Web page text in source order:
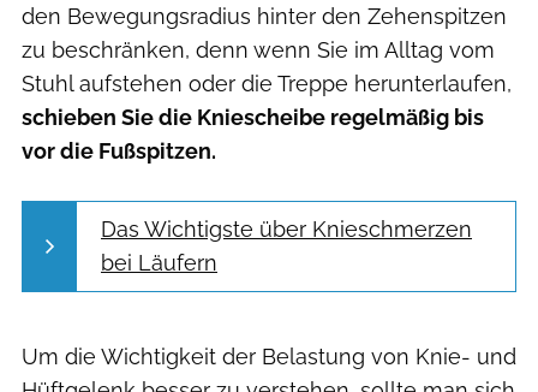
den Bewegungsradius hinter den Zehenspitzen
zu beschränken, denn wenn Sie im Alltag vom
Stuhl aufstehen oder die Treppe herunterlaufen,
schieben Sie die Kniescheibe regelmäßig bis
vor die Fußspitzen.
Das Wichtigste über Knieschmerzen
bei Läufern
Um die Wichtigkeit der Belastung von Knie- und